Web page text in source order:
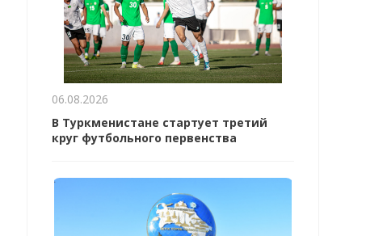
06.08.2026
В Туркменистане стартует третий
круг футбольного первенства